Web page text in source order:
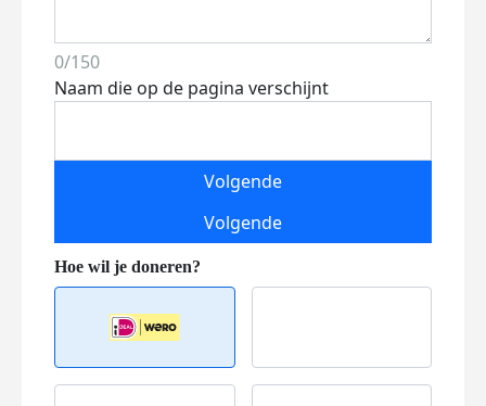
0/150
Naam die op de pagina verschijnt
Volgende
Volgende